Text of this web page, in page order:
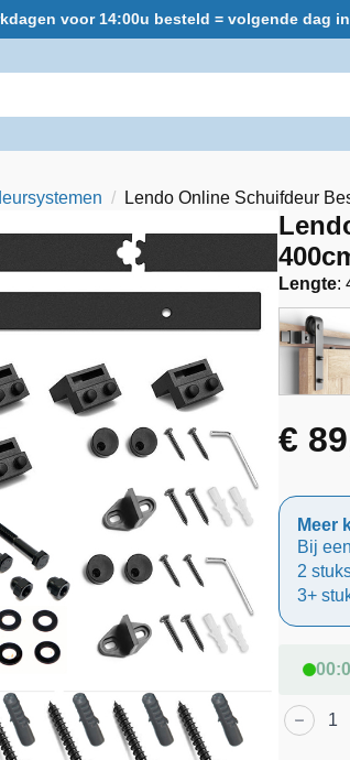
voor 14:00u besteld = volgende dag
Lendo Online Schuifdeur
Lengte:
€
Meer
Bij
2
3+
00:
Lendo
Online